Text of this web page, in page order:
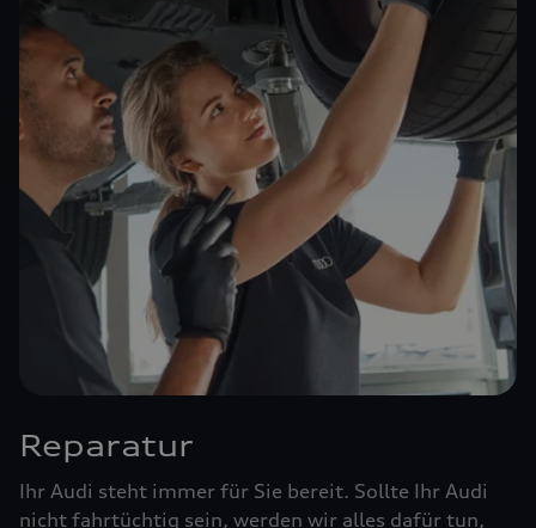
Reparatur
Ihr Audi steht immer für Sie bereit. Sollte Ihr Audi
nicht fahrtüchtig sein, werden wir alles dafür tun,